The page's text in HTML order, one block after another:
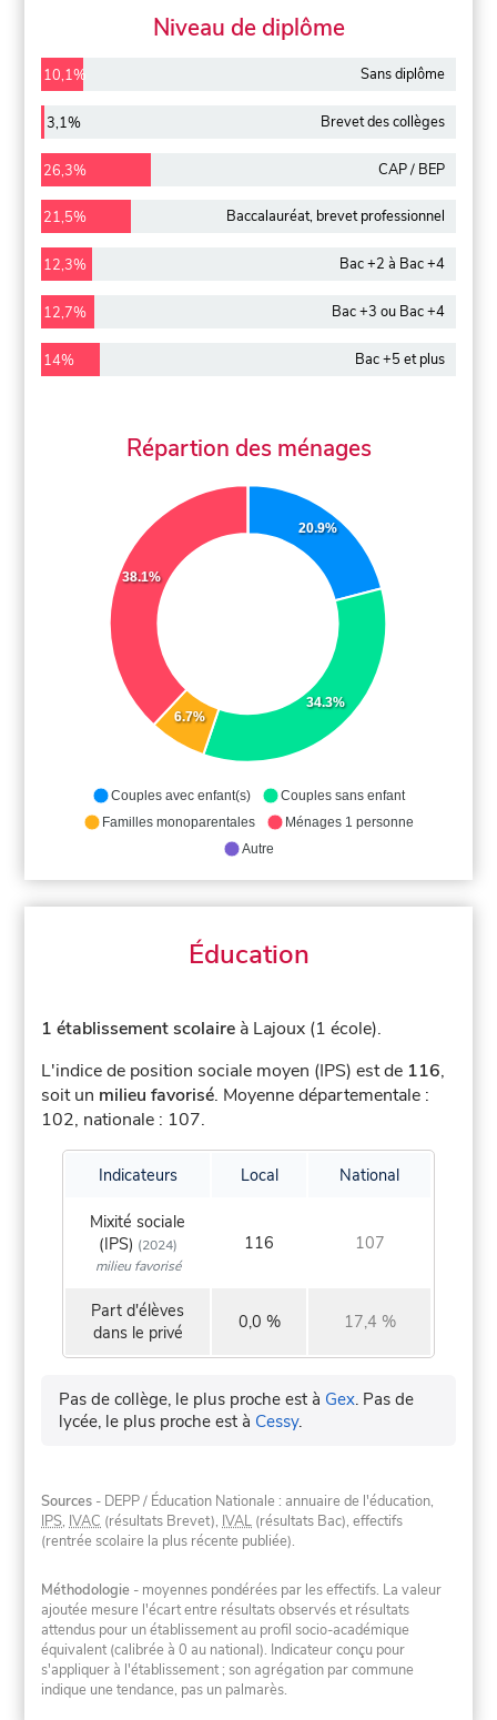
Niveau de diplôme
10,1% Sans diplôme
3,1% Brevet des collèges
26,3% CAP / BEP
21,5% Baccalauréat, brevet professionnel
12,3% Bac +2 à Bac +4
12,7% Bac +3 ou Bac +4
14% Bac +5 et plus
Répartion des ménages
20.9%
34.3%
6.7%
38.1%
Couples avec enfant(s)
Couples sans enfant
Familles monoparentales
Ménages 1 personne
Autre
Éducation
1 établissement scolaire à Lajoux (1 école).
L'indice de position sociale moyen (IPS) est de 116,
soit un milieu favorisé. Moyenne départementale :
102, nationale : 107.
Indicateurs Local National
Mixité sociale
(IPS) (2024)
milieu favorisé
116 107
Part d'élèves
dans le privé
0,0 % 17,4 %
Pas de collège, le plus proche est à Gex. Pas de
lycée, le plus proche est à Cessy.
Sources - DEPP / Éducation Nationale : annuaire de l'éducation,
IPS, IVAC (résultats Brevet), IVAL (résultats Bac), effectifs
(rentrée scolaire la plus récente publiée).
Méthodologie - moyennes pondérées par les effectifs. La valeur
ajoutée mesure l'écart entre résultats observés et résultats
attendus pour un établissement au profil socio-académique
équivalent (calibrée à 0 au national). Indicateur conçu pour
s'appliquer à l'établissement ; son agrégation par commune
indique une tendance, pas un palmarès.